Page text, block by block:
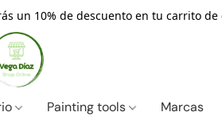
un 10% de descuento en tu carrito
Painting tools Marcas